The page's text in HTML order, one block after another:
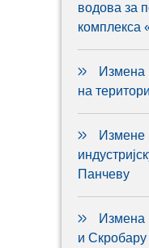
водова за
комплекса
Измена
на
Измене
Панчеву
Измена
и